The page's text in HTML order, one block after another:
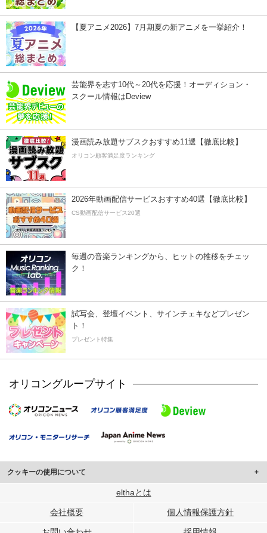
【夏アニメ2026】7月期夏の新アニメを一挙紹介！
芸能界を志す10代～20代を応援！オーディション・
スクール情報はDeview
漫画読み放題サブスクおすすめ11選【徹底比較】
オリコン顧客満足度ランキング
2026年動画配信サービスおすすめ40選【徹底比較】
CS動画配信サービス20選
毎週の音楽ランキングから、ヒットの推移をチェッ
ク！
試写会、登壇イベント、サインチェキなどプレゼン
ト！
プレゼント特集
オリコングループサイト
クッキーの使用について
このサイトでは Cookie を使用して、ユーザーに合わせたコンテンツや広告の
行っています。
elthaとは
会社概要 個人情報保護方針